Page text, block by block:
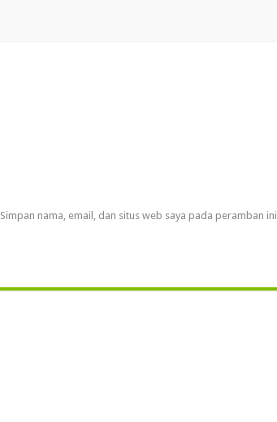
Simpan nama, email, dan situs web saya pada peramban ini